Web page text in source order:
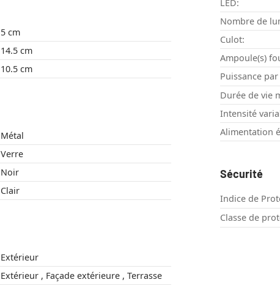
5 cm
14.5 cm
10.5 cm
Métal
Verre
Noir
Clair
Extérieur
Extérieur , Façade extérieure , Terrasse
LED:
Nombre de
Culot:
Ampoule(s)
Puissance
Durée de vie
Intensité
Alimentation
Sécurité
Indice de
Classe de